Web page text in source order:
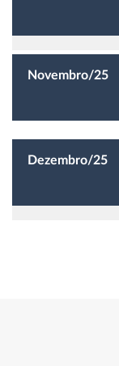
Novembro/25
Dezembro/25